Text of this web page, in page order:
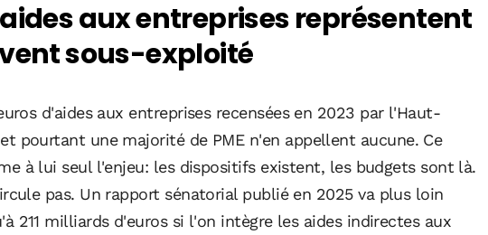
aux entreprises représentent
sous-exploité
d'aides aux entreprises recensées en 2023 par l'Haut-
pourtant une majorité de PME n'en appellent aucune. Ce
à lui seul l'enjeu: les dispositifs existent, les budgets sont là.
pas. Un rapport sénatorial publié en 2025 va plus loin
211 milliards d'euros si l'on intègre les aides indirectes aux